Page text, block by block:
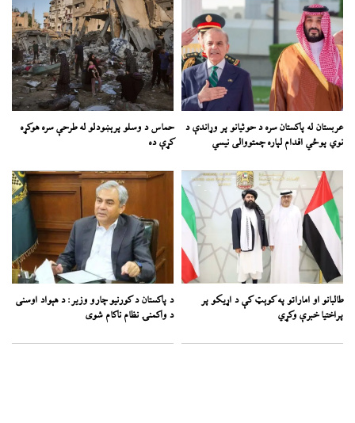
عربستان له پاکستان سره د حوثیانو پر وړاندې د
نوي پوځي اقدام لپاره چمتووالی نیسي
حماس د وسلو پرېښودلو له طرحې سره هوکړه
کړې ده
طالبانو او اماراتو په کوېټ کې د اړیکو پر
پراختیا خبرې وکړي
د پاکستان د کورنیو چارو وزیر: د هېواد اوسنی
د واکمنۍ نظام ناکام شوی